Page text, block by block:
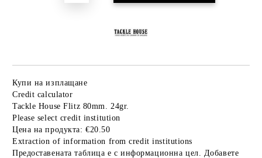
Купи на изплащане
Credit calculator
Tackle House Flitz 80mm. 24gr.
Please select credit institution
Цена на продукта: €20.50
Extraction of information from credit institutions
Предоставената таблица е с информационна цел. Добавете